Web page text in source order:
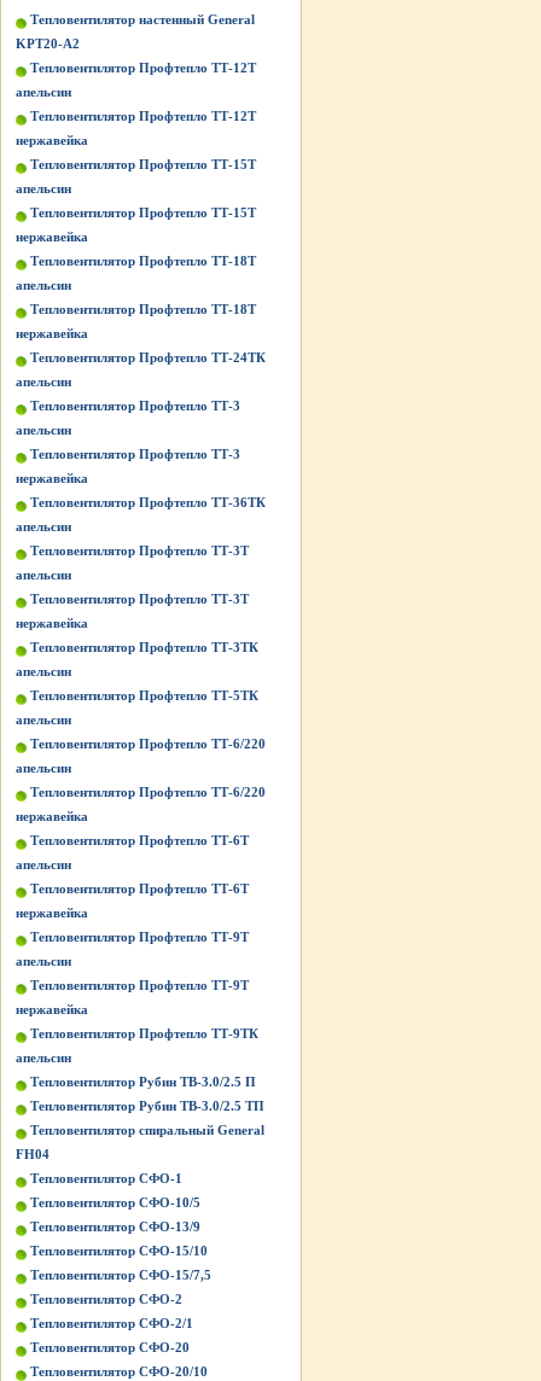
Тепловентилятор настенный General
KPT20-A2
Тепловентилятор Профтепло ТТ-12Т
апельсин
Тепловентилятор Профтепло ТТ-12Т
нержавейка
Тепловентилятор Профтепло ТТ-15Т
апельсин
Тепловентилятор Профтепло ТТ-15Т
нержавейка
Тепловентилятор Профтепло ТТ-18Т
апельсин
Тепловентилятор Профтепло ТТ-18Т
нержавейка
Тепловентилятор Профтепло ТТ-24ТК
апельсин
Тепловентилятор Профтепло ТТ-3
апельсин
Тепловентилятор Профтепло ТТ-3
нержавейка
Тепловентилятор Профтепло ТТ-36ТК
апельсин
Тепловентилятор Профтепло ТТ-3Т
апельсин
Тепловентилятор Профтепло ТТ-3Т
нержавейка
Тепловентилятор Профтепло ТТ-3ТК
апельсин
Тепловентилятор Профтепло ТТ-5ТК
апельсин
Тепловентилятор Профтепло ТТ-6/220
апельсин
Тепловентилятор Профтепло ТТ-6/220
нержавейка
Тепловентилятор Профтепло ТТ-6Т
апельсин
Тепловентилятор Профтепло ТТ-6Т
нержавейка
Тепловентилятор Профтепло ТТ-9Т
апельсин
Тепловентилятор Профтепло ТТ-9Т
нержавейка
Тепловентилятор Профтепло ТТ-9ТК
апельсин
Тепловентилятор Рубин ТВ-3.0/2.5 П
Тепловентилятор Рубин ТВ-3.0/2.5 ТП
Тепловентилятор спиральный General
FH04
Тепловентилятор СФО-1
Тепловентилятор СФО-10/5
Тепловентилятор СФО-13/9
Тепловентилятор СФО-15/10
Тепловентилятор СФО-15/7,5
Тепловентилятор СФО-2
Тепловентилятор СФО-2/1
Тепловентилятор СФО-20
Тепловентилятор СФО-20/10